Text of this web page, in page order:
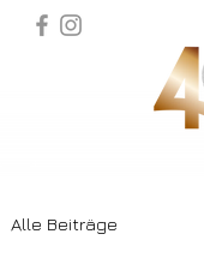
Alle Beiträge